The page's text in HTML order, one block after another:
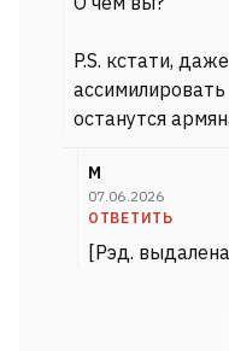
P.S. кстати,
останутся
М
07.06.2026
ОТВЕТИТЬ
[Рэд.